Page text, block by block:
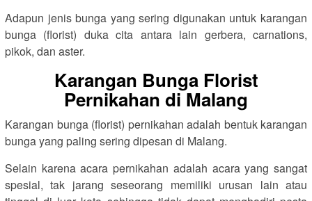
Adapun jenis bunga yang sering digunakan untuk karangan
bunga (florist) duka cita antara lain gerbera, carnations,
pikok, dan aster.
Karangan Bunga Florist
Pernikahan di Malang
Karangan bunga (florist) pernikahan adalah bentuk karangan
bunga yang paling sering dipesan di Malang.
Selain karena acara pernikahan adalah acara yang sangat
spesial, tak jarang seseorang memiliki urusan lain atau